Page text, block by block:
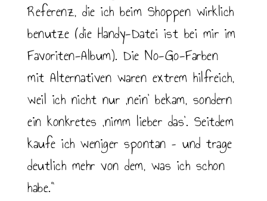
Referenz, die ich beim Shoppen wirklich
benutze (die Handy-Datei ist bei mir im
Favoriten-Album). Die No-Go-Farben
mit Alternativen waren extrem hilfreich,
weil ich nicht nur ‚nein‘ bekam, sondern
ein konkretes ‚nimm lieber das‘. Seitdem
kaufe ich weniger spontan – und trage
deutlich mehr von dem, was ich schon
habe.“